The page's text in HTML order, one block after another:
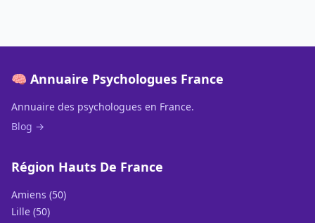
🧠 Annuaire Psychologues France
Annuaire des psychologues en France.
Blog →
Région Hauts De France
Amiens (50)
Lille (50)